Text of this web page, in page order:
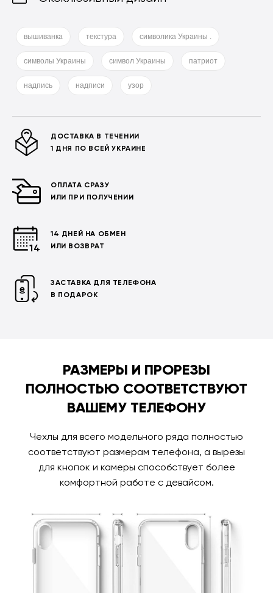
вышиванка текстура символика Украины .
символы Украины символ Украины патриот
надпись надписи узор
ДОСТАВКА В ТЕЧЕНИИ
1 ДНЯ ПО ВСЕЙ УКРАИНЕ
ОПЛАТА СРАЗУ
ИЛИ ПРИ ПОЛУЧЕНИИ
14 ДНЕЙ НА ОБМЕН
ИЛИ ВОЗВРАТ
ЗАСТАВКА ДЛЯ ТЕЛЕФОНА
В ПОДАРОК
РАЗМЕРЫ И ПРОРЕЗЫ
ПОЛНОСТЬЮ СООТВЕТСТВУЮТ
ВАШЕМУ ТЕЛЕФОНУ
Чехлы для всего модельного ряда полностью
соответствуют размерам телефона, а вырезы
для кнопок и камеры способствует более
комфортной работе с девайсом.